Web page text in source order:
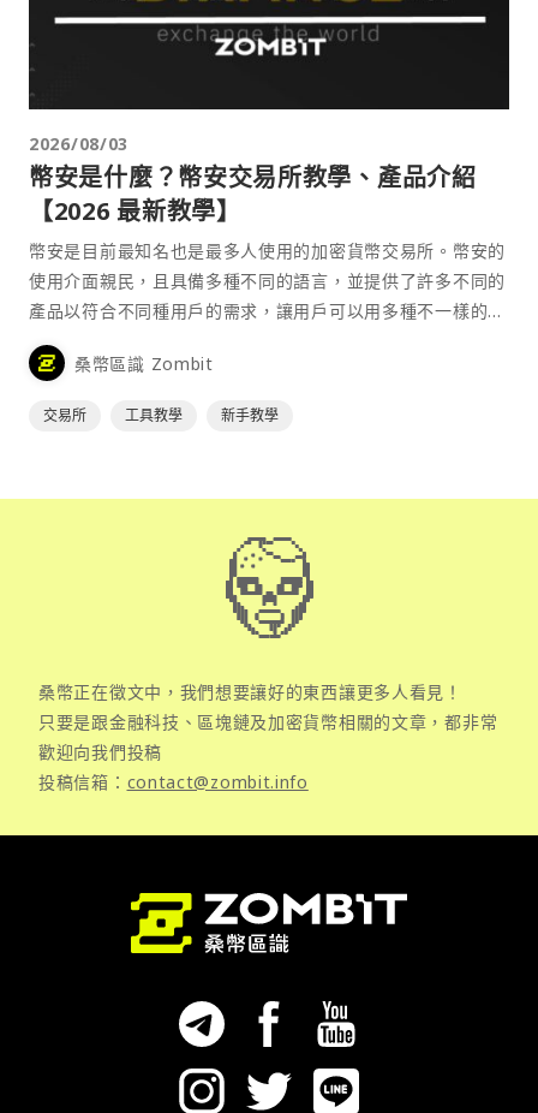
2026/08/03
幣安是什麼？幣安交易所教學、產品介紹
【2026 最新教學】
幣安是目前最知名也是最多人使用的加密貨幣交易所。幣安的
使用介面親民，且具備多種不同的語言，並提供了許多不同的
產品以符合不同種用戶的需求，讓用戶可以用多種不一樣的方
式來參與加密貨幣市場。
桑幣區識 Zombit
交易所 工具教學 新手教學
桑幣正在徵文中，我們想要讓好的東西讓更多人看見！
只要是跟金融科技、區塊鏈及加密貨幣相關的文章，都非常
歡迎向我們投稿
投稿信箱： contact@zombit.info